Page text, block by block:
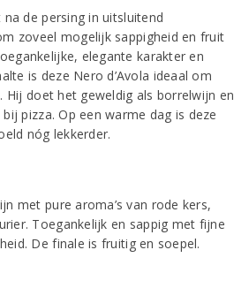
de persing in uitsluitend
zoveel mogelijk sappigheid en fruit
elegante karakter en
is deze Nero d’Avola ideaal om
Hij doet het geweldig als borrelwijn en
pizza. Op een warme dag is deze
nóg lekkerder.
met pure aroma’s van rode kers,
Toegankelijk en sappig met fijne
De finale is fruitig en soepel.